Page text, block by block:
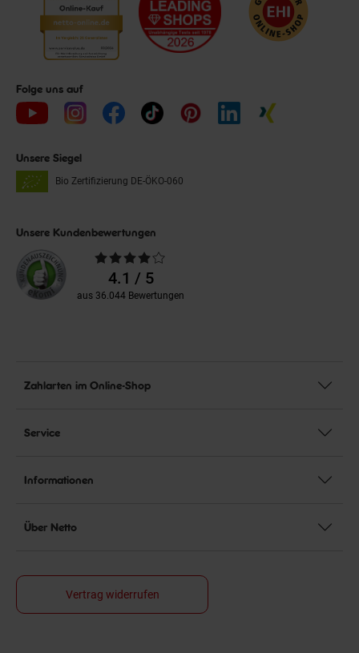
Folge uns auf
Unsere Siegel
Bio Zertifizierung DE-ÖKO-060
Unsere Kundenbewertungen
Durchschnittliche
Bewertungen4.1 / 5
aus 36.044 Bewertungen
Zahlarten im Online-Shop
Service
Informationen
Über Netto
Vertrag widerrufen